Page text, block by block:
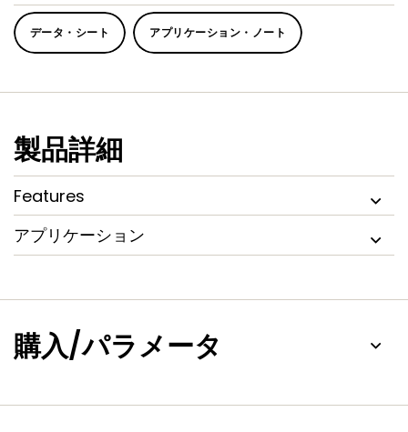
Interface (SPIFI), a State Configurable Timer/PWM
(SCTimer/PWM) subsystem, two High-speed USB
controllers, Ethernet, LCD, an external memory controller,
データ・シート アプリケーション・ノート
製品詳細
Features
アプリケーション
購入/パラメータ